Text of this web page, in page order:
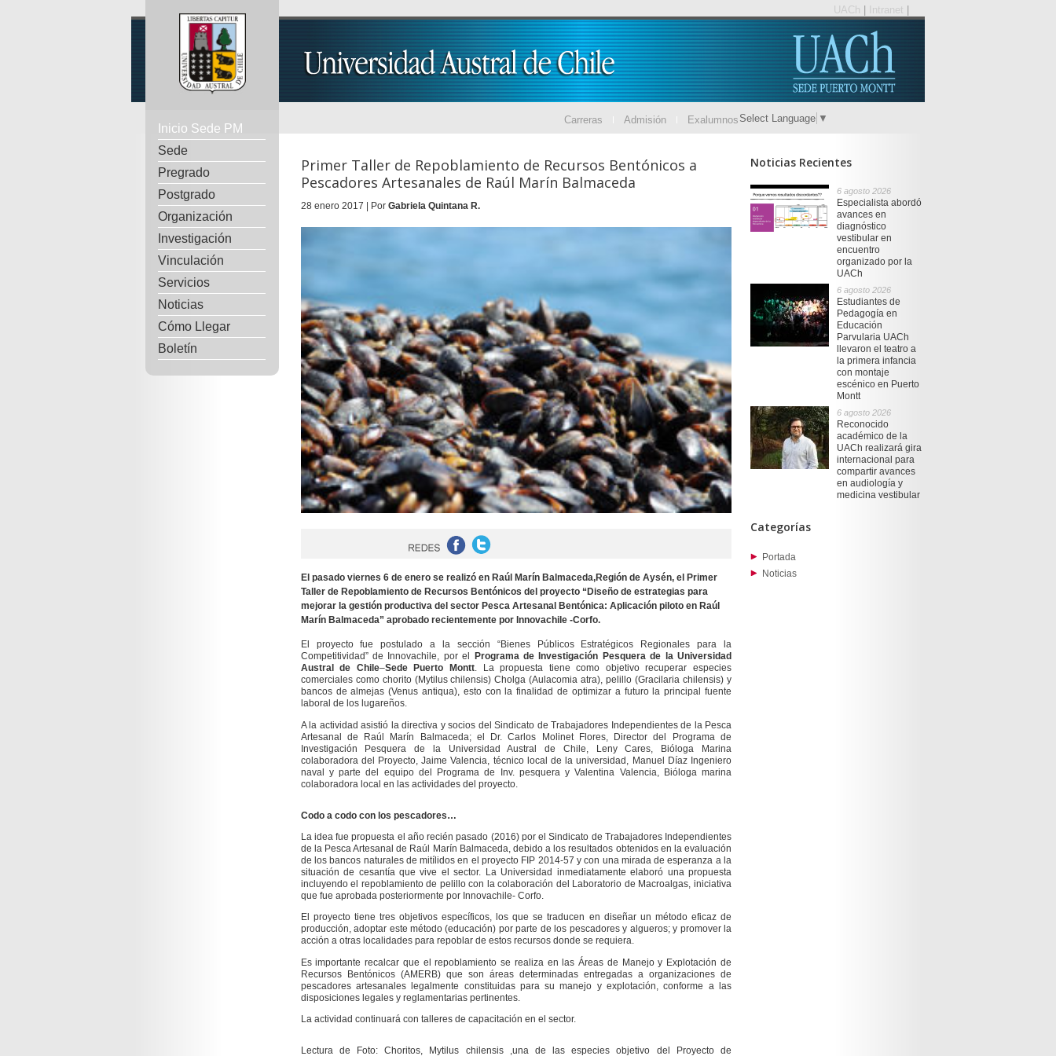
UACh Intranet
Inicio Sede PM
Sede
Pregrado
Postgrado
Organización
Investigación
Vinculación
Servicios
Noticias
Cómo Llegar
Boletín
Carreras Admisión Exalumnos Select Language ▼
Primer Taller de Repoblamiento de Recursos Bentónicos a
Pescadores Artesanales de Raúl Marín Balmaceda
28 enero 2017 | Por Gabriela Quintana R.
El pasado viernes 6 de enero se realizó en Raúl Marín Balmaceda,Región de Aysén, el Primer
Taller de Repoblamiento de Recursos Bentónicos del proyecto “Diseño de estrategias para
mejorar la gestión productiva del sector Pesca Artesanal Bentónica: Aplicación piloto en Raúl
Marín Balmaceda” aprobado recientemente por Innovachile -Corfo.
El proyecto fue postulado a la sección “Bienes Públicos Estratégicos Regionales para la
Competitividad”de Innovachile, por el
Programa de Investigación Pesquera de la Universidad
Austral de Chile–Sede Puerto Montt. La propuesta tiene como objetivo recuperar especies
comerciales como chorito (Mytilus chilensis) Cholga (Aulacomia atra), pelillo (Gracilaria chilensis) y
bancos de almejas (Venus antiqua), esto con la finalidad de optimizar a futuro la principal fuente
laboral de los lugareños.
A la actividad asistió la directiva y socios del Sindicato de Trabajadores Independientes de la Pesca
Artesanal de Raúl Marín Balmaceda; el Dr. Carlos Molinet Flores, Director del Programa de
Investigación Pesquera de la Universidad Austral de Chile, Leny Cares, Bióloga Marina
colaboradora del Proyecto, Jaime Valencia, técnico local de la universidad, Manuel Díaz Ingeniero
naval y parte del equipo del Programa de Inv. pesquera y Valentina Valencia, Bióloga marina
colaboradora local en las actividades del proyecto.
Codo a codo con los pescadores…
La idea fue propuesta el año recién pasado (2016) por el Sindicato de Trabajadores Independientes
de la Pesca Artesanal de Raúl Marín Balmaceda, debido a los resultados obtenidos en la evaluación
de los bancos naturales de mitílidos en el proyecto FIP 2014-57 y con una mirada de esperanza a la
situación de cesantía que vive el sector. La Universidad inmediatamente elaboró una propuesta
incluyendo el repoblamiento de pelillo con la colaboración del Laboratorio de Macroalgas, iniciativa
que fue aprobada posteriormente por Innovachile- Corfo.
El proyecto tiene tres objetivos específicos, los que se traducen en diseñar un método eficaz de
producción, adoptar este método (educación) por parte de los pescadores y algueros; y promover la
acción a otras localidades para repoblar de estos recursos donde se requiera.
Es importante recalcar que el repoblamiento se realiza en las Áreas de Manejo y Explotación de
Recursos Bentónicos (AMERB) que son áreas determinadas entregadas a organizaciones de
pescadores artesanales legalmente constituidas para su manejo y explotación, conforme a las
disposiciones legales y reglamentarias pertinentes.
La actividad continuará con talleres de capacitación en el sector.
Lectura de Foto: Choritos, Mytilus chilensis,una de las especies objetivo del Proyecto de
Noticias Recientes
6 agosto 2026
Especialista abordó
avances en
diagnóstico
vestibular en
encuentro
organizado por la
UACh
6 agosto 2026
Estudiantes de
Pedagogía en
Educación
Parvularia UACh
llevaron el teatro a
la primera infancia
con montaje
escénico en Puerto
Montt
6 agosto 2026
Reconocido
académico de la
UACh realizará gira
internacional para
compartir avances
en audiología y
medicina vestibular
Categorías
Portada
Noticias